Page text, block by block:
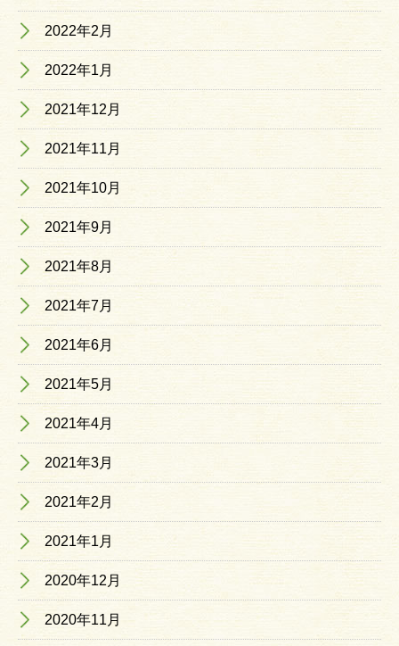
2022年2月
2022年1月
2021年12月
2021年11月
2021年10月
2021年9月
2021年8月
2021年7月
2021年6月
2021年5月
2021年4月
2021年3月
2021年2月
2021年1月
2020年12月
2020年11月